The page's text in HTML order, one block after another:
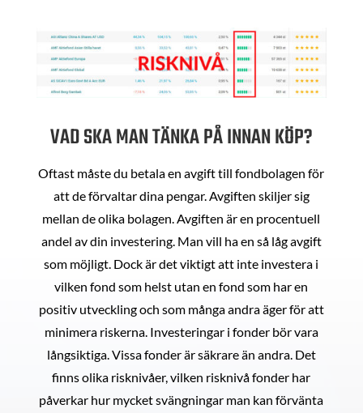
VAD SKA MAN TÄNKA PÅ INNAN KÖP?
Oftast måste du betala en avgift till fondbolagen för
att de förvaltar dina pengar. Avgiften skiljer sig
mellan de olika bolagen. Avgiften är en procentuell
andel av din investering. Man vill ha en så låg avgift
som möjligt. Dock är det viktigt att inte investera i
vilken fond som helst utan en fond som har en
positiv utveckling och som många andra äger för att
minimera riskerna. Investeringar i fonder bör vara
långsiktiga. Vissa fonder är säkrare än andra. Det
finns olika risknivåer, vilken risknivå fonder har
påverkar hur mycket svängningar man kan förvänta